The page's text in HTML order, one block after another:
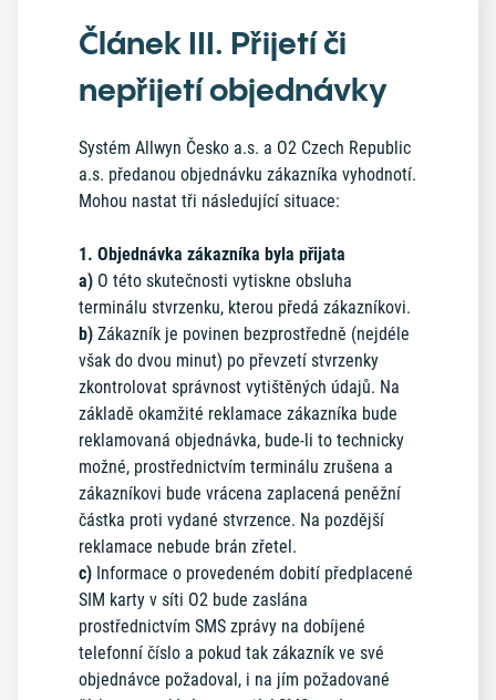
Článek III. Přijetí či
nepřijetí objednávky
Systém Allwyn Česko a.s. a O2 Czech Republic
a.s. předanou objednávku zákazníka vyhodnotí.
Mohou nastat tři následující situace:
1. Objednávka zákazníka byla přijata
a) O této skutečnosti vytiskne obsluha
terminálu stvrzenku, kterou předá zákazníkovi.
b) Zákazník je povinen bezprostředně (nejdéle
však do dvou minut) po převzetí stvrzenky
zkontrolovat správnost vytištěných údajů. Na
základě okamžité reklamace zákazníka bude
reklamovaná objednávka, bude-li to technicky
možné, prostřednictvím terminálu zrušena a
zákazníkovi bude vrácena zaplacená peněžní
částka proti vydané stvrzence. Na pozdější
reklamace nebude brán zřetel.
c) Informace o provedeném dobití předplacené
SIM karty v síti O2 bude zaslána
prostřednictvím SMS zprávy na dobíjené
telefonní číslo a pokud tak zákazník ve své
objednávce požadoval, i na jím požadované